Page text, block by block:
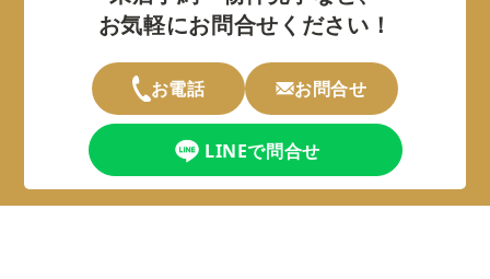
お気軽にお問合せください！
お電話 お問合せ
LINEで問合せ